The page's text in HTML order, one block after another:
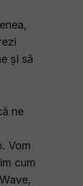
și să
ne
Vom
cum